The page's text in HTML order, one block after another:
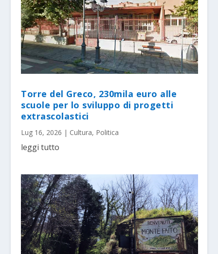
Torre del Greco, 230mila euro alle
scuole per lo sviluppo di progetti
extrascolastici
Lug 16, 2026 | Cultura, Politica
leggi tutto